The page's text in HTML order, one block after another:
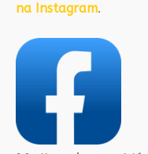
na Instagram.